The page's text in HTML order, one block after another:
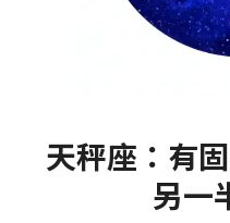
天秤座：有
另一